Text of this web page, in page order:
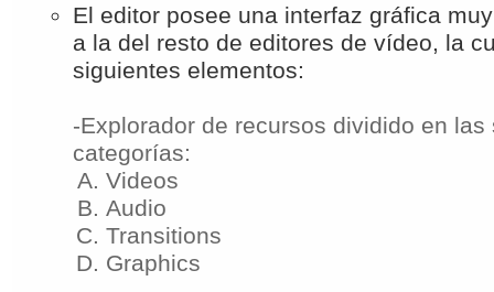
El editor posee una interfaz gráfica
a la del resto de editores de vídeo, la
siguientes elementos:
-Explorador de recursos dividido en las
categorías:
Videos
Audio
Transitions
Graphics